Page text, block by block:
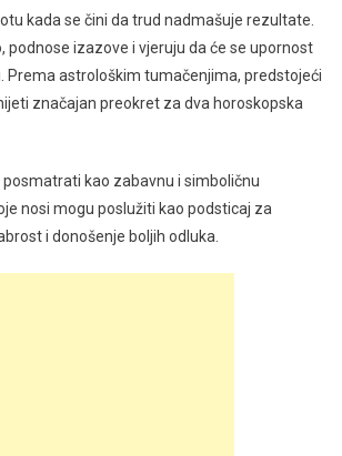
kada se čini da trud nadmašuje rezultate.
podnose izazove i vjeruju da će se upornost
Prema astrološkim tumačenjima, predstojeći
značajan preokret za dva horoskopska
kao zabavnu i simboličnu
nosi mogu poslužiti kao podsticaj za
i donošenje boljih odluka.